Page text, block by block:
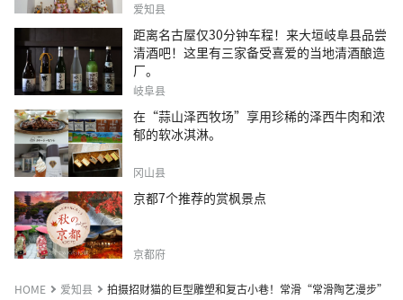
爱知县
距离名古屋仅30分钟车程！来大垣岐阜县品尝
清酒吧！这里有三家备受喜爱的当地清酒酿造
厂。
岐阜县
在“蒜山泽西牧场”享用珍稀的泽西牛肉和浓
郁的软冰淇淋。
冈山县
京都7个推荐的赏枫景点
京都府
HOME 爱知县 拍摄招财猫的巨型雕塑和复古小巷！常滑“常滑陶艺漫步”的